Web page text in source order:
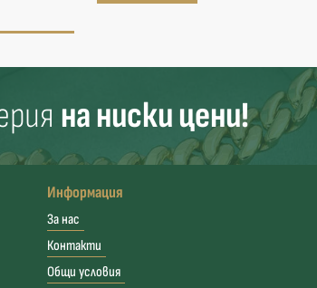
на ниски цени!
Информация
За нас
Контакти
Общи условия